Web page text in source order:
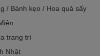
/ Bánh kẹo / Hoa quả sấy
trang trí
Nhật